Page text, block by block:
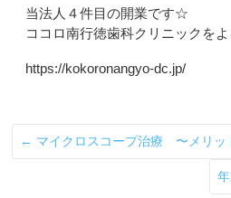
当法人４件目の開業です☆
ココロ南行徳歯科クリニックを
https://kokoronangyo-dc.jp/
← マイクロスコープ治療 〜メリッ